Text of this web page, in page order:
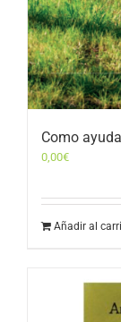
Como
0,00€
Añadir al